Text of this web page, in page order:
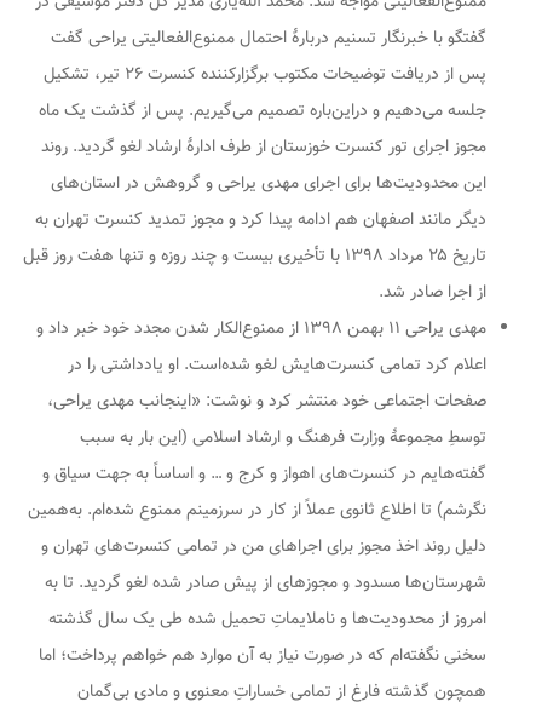
گفتگو با خبرنگار تسنیم دربارهٔ احتمال ممنوع‌الفعالیتی یراحی گفت
پس از دریافت توضیحات مکتوب برگزارکننده کنسرت ۲۶ تیر، تشکیل
جلسه می‌دهیم و دراین‌باره تصمیم می‌گیریم. پس از گذشت یک ماه
مجوز اجرای تور کنسرت خوزستان از طرف ادارهٔ ارشاد لغو گردید. روند
این محدودیت‌ها برای اجرای مهدی یراحی و گروهش در استان‌های
دیگر مانند اصفهان هم ادامه پیدا کرد و مجوز تمدید کنسرت تهران به
تاریخ ۲۵ مرداد ۱۳۹۸ با تأخیری بیست و چند روزه و تنها هفت روز قبل
از اجرا صادر شد.
مهدی یراحی ۱۱ بهمن ۱۳۹۸ از ممنوع‌الکار شدن مجدد خود خبر داد و
اعلام کرد تمامی کنسرت‌هایش لغو شده‌است. او یادداشتی را در
صفحات اجتماعی خود منتشر کرد و نوشت: «اینجانب مهدی یراحی،
توسطِ مجموعهٔ وزارت فرهنگ و ارشاد اسلامی (این بار به سبب
گفته‌هایم در کنسرت‌های اهواز و کرج و … و اساساً به جهت سیاق و
نگرشم) تا اطلاع ثانوی عملاً از کار در سرزمینم ممنوع شده‌ام. به‌همین
دلیل روند اخذ مجوز برای اجراهای من در تمامی کنسرت‌های تهران و
شهرستان‌ها مسدود و مجوزهای از پیش صادر شده لغو گردید. تا به
امروز از محدودیت‌ها و ناملایماتِ تحمیل شده طی یک سال گذشته
سخنی نگفته‌ام که در صورت نیاز به آن موارد هم خواهم پرداخت؛ اما
همچون گذشته فارغ از تمامی خساراتِ معنوی و مادی بی‌گمان